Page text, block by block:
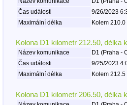
Čas události
9/26/2023
Maximální délka
Kolem
Kolona D1 kilometr 212.50, délka
Název komunikace
D1 (Praha -
Čas události
9/25/2023
Maximální délka
Kolem
Kolona D1 kilometr 206.50, délka